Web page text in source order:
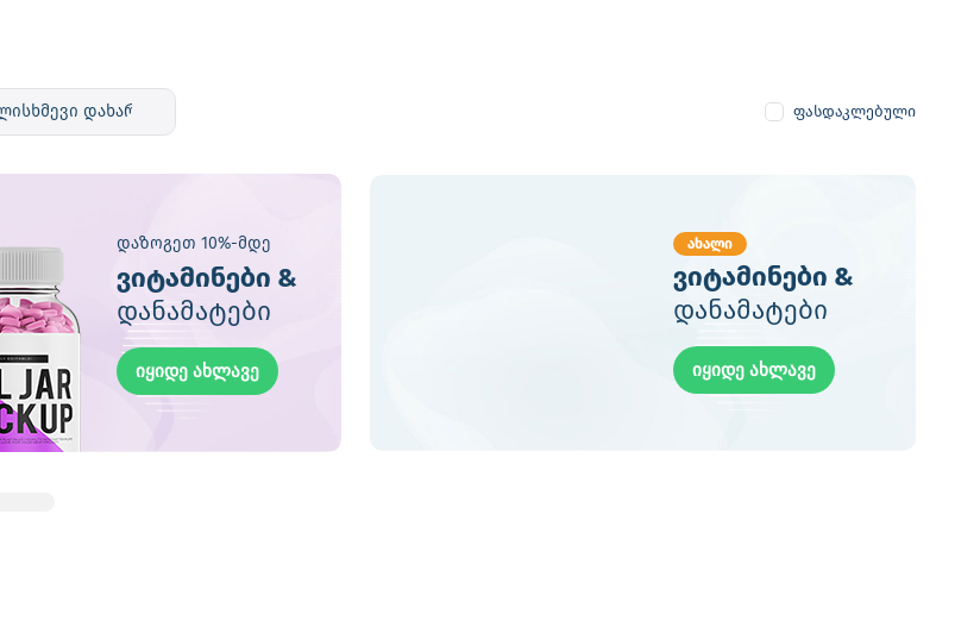
ფასდაკლებული
დაზოგეთ 10%-მდე
ვიტამინები &
დანამატები
იყიდე ახლავე
ახალი
ვიტამინები &
დანამატები
იყიდე ახლავე